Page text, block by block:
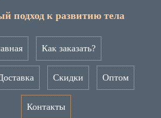
подход к развитию тела
Как заказать?
Скидки Оптом
Контакты